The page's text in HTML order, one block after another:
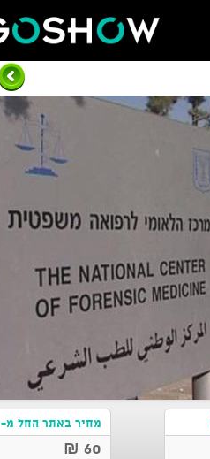
מחיר באתר החל מ-
60 ₪